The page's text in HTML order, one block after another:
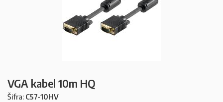
VGA kabel 10m HQ
Šifra: C57-10HV